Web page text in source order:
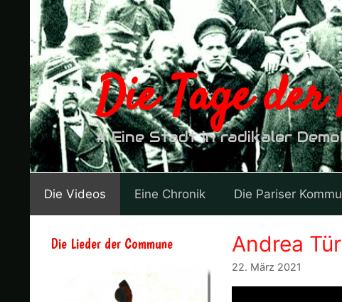
springen
Die Tage der
# Eine Stadt in radikaler
Die Videos Eine Chronik Die Pariser
Andrea
22. März 2021
Die Lieder der Commune